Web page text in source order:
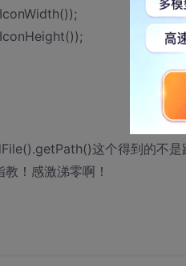
这个得到的不
！感激涕零啊！